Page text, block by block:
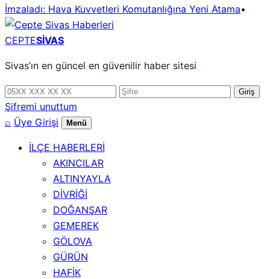
İmzaladı: Hava Kuvvetleri Komutanlığına Yeni Atama•
CEPTESİVAS
Sivas’ın en güncel en güvenilir haber sitesi
Telefon
numarası
Şifre Giriş
Şifremi unuttum
⌕ Üye Girişi Menü
İLÇE HABERLERİ
AKINCILAR
ALTINYAYLA
DİVRİĞİ
DOĞANŞAR
GEMEREK
GÖLOVA
GÜRÜN
HAFİK